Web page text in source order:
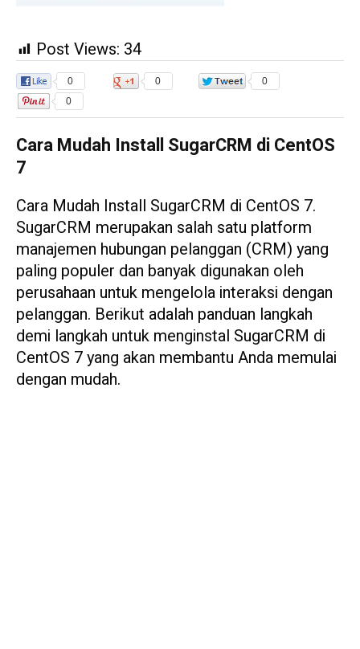
Post Views: 34
0 0
0
0
Cara Mudah Install SugarCRM di CentOS
7
Cara Mudah Install SugarCRM di CentOS 7.
SugarCRM merupakan salah satu platform
manajemen hubungan pelanggan (CRM) yang
paling populer dan banyak digunakan oleh
perusahaan untuk mengelola interaksi dengan
pelanggan. Berikut adalah panduan langkah
demi langkah untuk menginstal SugarCRM di
CentOS 7 yang akan membantu Anda memulai
dengan mudah.